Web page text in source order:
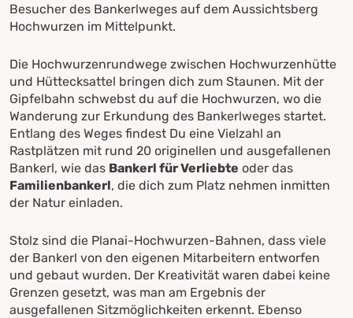
Besucher des Bankerlweges auf dem Aussichtsberg
Hochwurzen im Mittelpunkt.
Die Hochwurzenrundwege zwischen Hochwurzenhütte
und Hüttecksattel bringen dich zum Staunen. Mit der
Gipfelbahn schwebst du auf die Hochwurzen, wo die
Wanderung zur Erkundung des Bankerlweges startet.
Entlang des Weges findest Du eine Vielzahl an
Rastplätzen mit rund 20 originellen und ausgefallenen
Bankerl, wie das Bankerl für Verliebte oder das
Familienbankerl, die dich zum Platz nehmen inmitten
der Natur einladen.
Stolz sind die Planai-Hochwurzen-Bahnen, dass viele
der Bankerl von den eigenen Mitarbeitern entworfen
und gebaut wurden. Der Kreativität waren dabei keine
Grenzen gesetzt, was man am Ergebnis der
ausgefallenen Sitzmöglichkeiten erkennt. Ebenso